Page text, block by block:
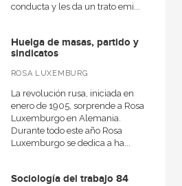
conducta y les da un trato emi...
Huelga de masas, partido y
sindicatos
ROSA LUXEMBURG
La revolución rusa, iniciada en
enero de 1905, sorprende a Rosa
Luxemburgo en Alemania.
Durante todo este año Rosa
Luxemburgo se dedica a ha...
Sociología del trabajo 84